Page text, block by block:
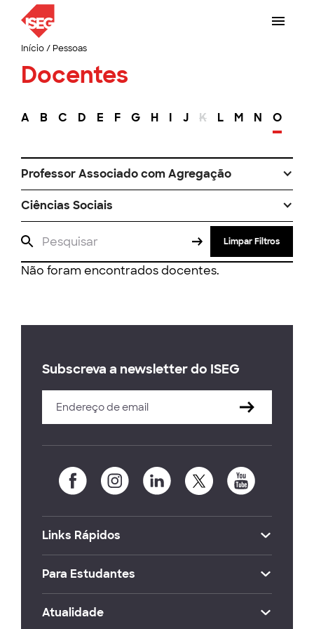
Início/ Pessoas
Docentes
A B C D E F G H I J K L M N O
Professor Associado com Agregação
Ciências Sociais
Limpar Filtros
Não foram encontrados docentes.
Subscreva a newsletter do ISEG
Links Rápidos
Para Estudantes
Atualidade